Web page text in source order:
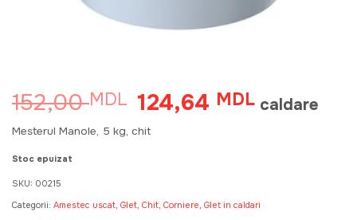
152,00MDL Prețul
inițial
a
124,64 MDLPrețul
curent
caldare
Mesterul Manole, 5 kg, chit
Stoc epuizat
SKU: 00215
Categorii: Amestec uscat, Glet, Chit, Corniere, Glet in caldari